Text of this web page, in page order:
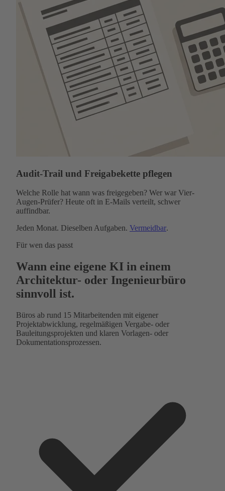
Audit-Trail und Freigabekette pflegen
Welche Rolle hat wann was freigegeben? Wer war Vier-
Augen-Prüfer? Heute oft in E-Mails verteilt, schwer
auffindbar.
Jeden Monat. Dieselben Aufgaben. Vermeidbar.
Für wen das passt
Wann eine eigene KI in einem
Architektur- oder Ingenieurbüro
sinnvoll ist.
Büros ab rund 15 Mitarbeitenden mit eigener
Projektabwicklung, regelmäßigen Vergabe- oder
Bauleitungsprojekten und klaren Vorlagen- oder
Dokumentationsprozessen.